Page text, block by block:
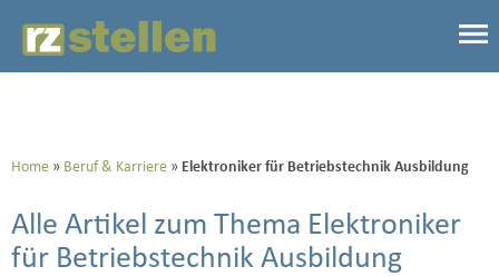
Home Beruf & Karriere Elektroniker für Betriebstechnik Ausbildung
Alle Artikel zum Thema Elektroniker
für Betriebstechnik Ausbildung